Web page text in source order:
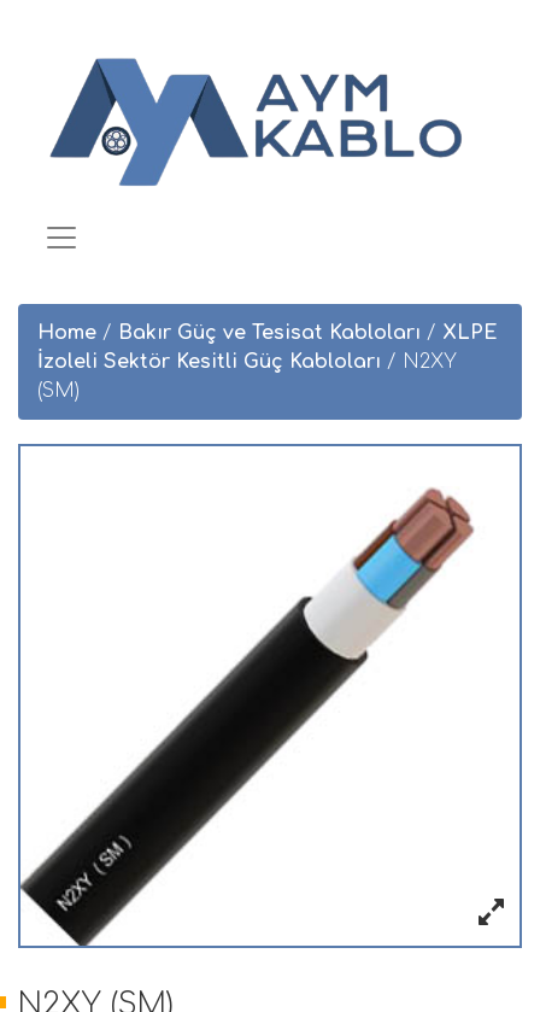
Home / Bakır Güç ve Tesisat Kabloları / XLPE
İzoleli Sektör Kesitli Güç Kabloları / N2XY
(SM)